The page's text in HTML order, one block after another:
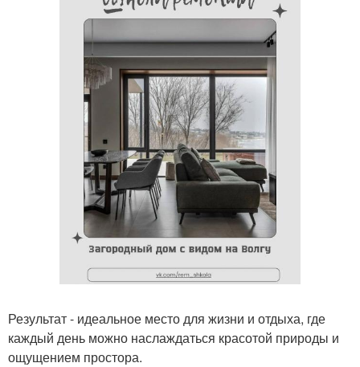
Результат - идеальное место для жизни и отдыха, где
каждый день можно наслаждаться красотой природы и
ощущением простора.